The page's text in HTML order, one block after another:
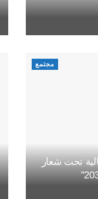
مجتمع
تحت شعار